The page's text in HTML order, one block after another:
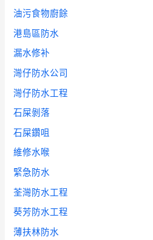
油污食物廚餘
港島區防水
漏水修补
灣仔防水公司
灣仔防水工程
石屎剝落
石屎鑽咀
維修水喉
緊急防水
荃灣防水工程
葵芳防水工程
薄扶林防水